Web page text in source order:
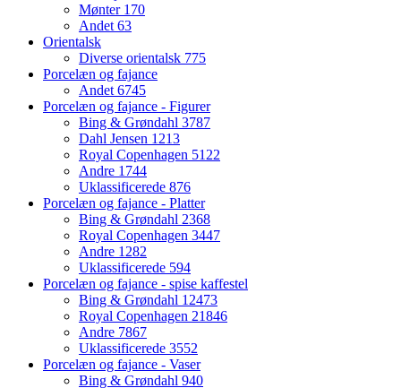
Mønter 170
Andet63
Orientalsk
Diverse orientalsk 775
Porcelæn og fajance
Andet6745
Porcelæn og fajance - Figurer
Bing & Grøndahl 3787
Dahl Jensen 1213
Royal Copenhagen 5122
Andre 1744
Uklassificerede 876
Porcelæn og fajance - Platter
Bing & Grøndahl 2368
Royal Copenhagen 3447
Andre 1282
Uklassificerede 594
Porcelæn og fajance - spise kaffestel
Bing & Grøndahl 12473
Royal Copenhagen 21846
Andre 7867
Uklassificerede 3552
Porcelæn og fajance - Vaser
Bing & Grøndahl 940